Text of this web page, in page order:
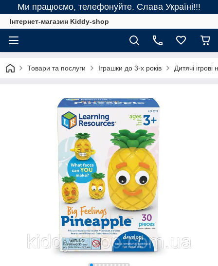
Ми працюємо, телефонуйте. Слава Україні!!!
Інтернет-магазин Kiddy-shop
Товари та послуги Іграшки до 3-х років Дитячі ігрові